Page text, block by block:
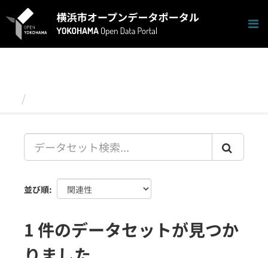
キ
並び順
1 件のデータセットが見つか